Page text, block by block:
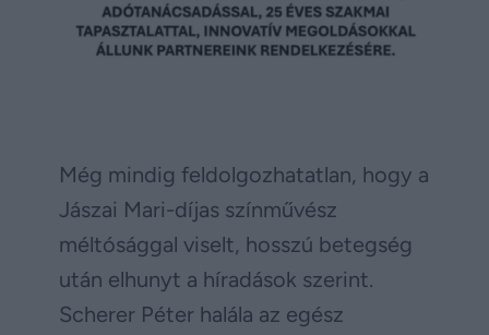
Még mindig feldolgozhatatlan, hogy a
Jászai Mari-díjas színművész
méltósággal viselt, hosszú betegség
után elhunyt a híradások szerint.
Scherer Péter halála az egész